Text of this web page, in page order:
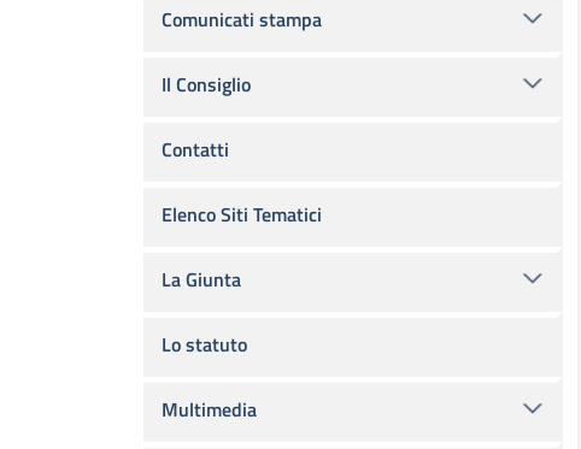
Comunicati stampa
Il Consiglio
Contatti
Elenco Siti Tematici
La Giunta
Lo statuto
Multimedia